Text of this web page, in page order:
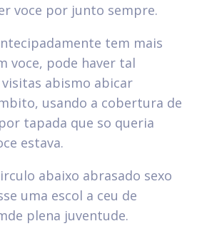
voce por junto sempre.
tem mais
voce, pode haver tal
abismo abicar
usando a cobertura de
tapada que so queria
estava.
abaixo abrasado sexo
uma escol a ceu de
plena juventude.